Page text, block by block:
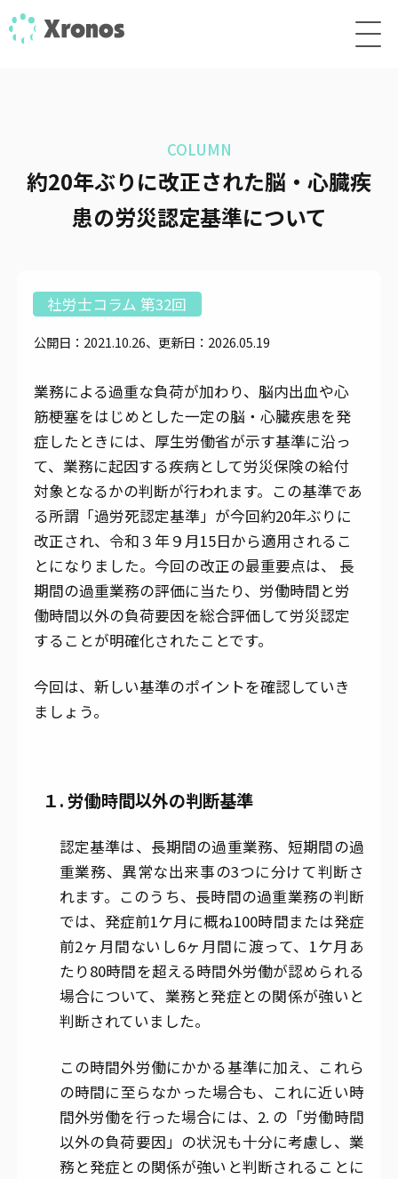
COLUMN
約20年ぶりに改正された脳・心臓疾
患の労災認定基準について
社労士コラム 第32回
公開日：2021.10.26、更新日：2026.05.19
業務による過重な負荷が加わり、脳内出血や心
筋梗塞をはじめとした一定の脳・心臓疾患を発
症したときには、厚生労働省が示す基準に沿っ
て、業務に起因する疾病として労災保険の給付
対象となるかの判断が行われます。この基準であ
る所謂「過労死認定基準」が今回約20年ぶりに
改正され、令和３年９月15日から適用されるこ
とになりました。今回の改正の最重要点は、 ⾧
期間の過重業務の評価に当たり、労働時間と労
働時間以外の負荷要因を総合評価して労災認定
することが明確化されたことです。
今回は、新しい基準のポイントを確認していき
ましょう。
１. 労働時間以外の判断基準
認定基準は、長期間の過重業務、短期間の過
重業務、異常な出来事の3つに分けて判断さ
れます。このうち、長時間の過重業務の判断
では、発症前1ケ月に概ね100時間または発症
前2ヶ月間ないし6ヶ月間に渡って、1ケ月あ
たり80時間を超える時間外労働が認められる
場合について、業務と発症との関係が強いと
判断されていました。
この時間外労働にかかる基準に加え、これら
の時間に至らなかった場合も、これに近い時
間外労働を行った場合には、2. の「労働時間
以外の負荷要因」の状況も十分に考慮し、業
務と発症との関係が強いと判断されることに